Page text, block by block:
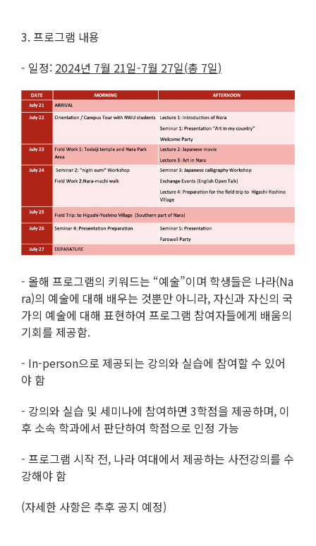
3. 프로그램 내용
- 일정: 2024년 7월 21일-7월 27일(총 7일)
- 올해 프로그램의 키워드는 “예술”이며 학생들은 나라(Na
ra)의 예술에 대해 배우는 것뿐만 아니라, 자신과 자신의 국
가의 예술에 대해 표현하여 프로그램 참여자들에게 배움의
기회를 제공함.
- In-person으로 제공되는 강의와 실습에 참여할 수 있어
야 함
- 강의와 실습 및 세미나에 참여하면 3학점을 제공하며, 이
후 소속 학과에서 판단하여 학점으로 인정 가능
- 프로그램 시작 전, 나라 여대에서 제공하는 사전강의를 수
강해야 함
(자세한 사항은 추후 공지 예정)